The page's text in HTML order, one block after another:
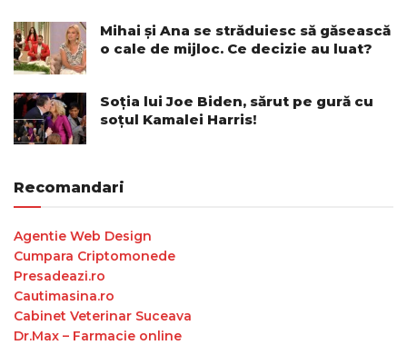
Mihai și Ana se străduiesc să găsească
o cale de mijloc. Ce decizie au luat?
Soția lui Joe Biden, sărut pe gură cu
soțul Kamalei Harris!
Recomandari
Agentie Web Design
Cumpara Criptomonede
Presadeazi.ro
Cautimasina.ro
Cabinet Veterinar Suceava
Dr.Max – Farmacie online